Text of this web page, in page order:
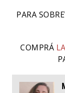
PARA
COMPRÁ